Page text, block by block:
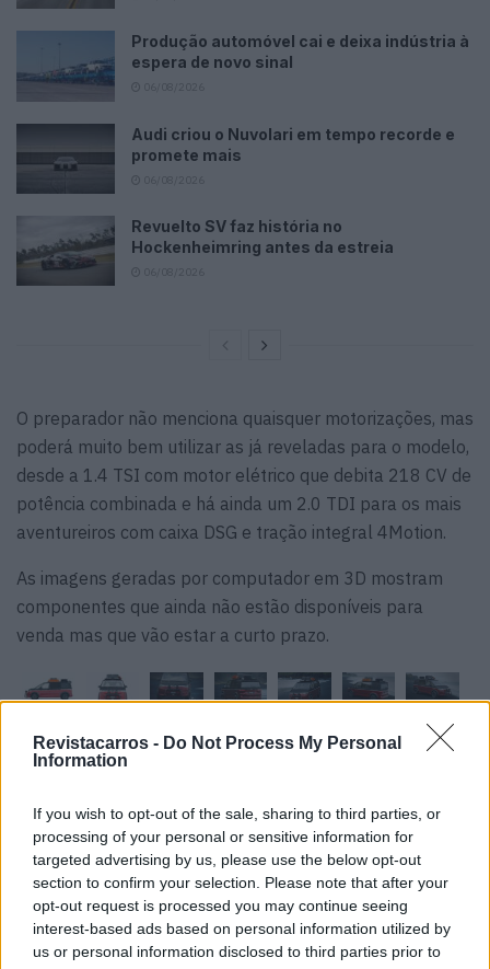
Revistacarros - Do Not Process My Personal
Information
If you wish to opt-out of the sale, sharing to third parties, or
processing of your personal or sensitive information for
targeted advertising by us, please use the below opt-out
section to confirm your selection. Please note that after your
opt-out request is processed you may continue seeing
interest-based ads based on personal information utilized by
us or personal information disclosed to third parties prior to
Produção automóvel cai e deixa indústria à
espera de novo sinal
Audi criou o Nuvolari em tempo recorde e
promete mais
Revuelto SV faz história no
Hockenheimring antes da estreia
O preparador não menciona quaisquer motorizações, mas
poderá muito bem utilizar as já reveladas para o modelo,
desde a 1.4 TSI com motor elétrico que debita 218 CV de
potência combinada e há ainda um 2.0 TDI para os mais
aventureiros com caixa DSG e tração integral 4Motion.
As imagens geradas por computador em 3D mostram
componentes que ainda não estão disponíveis para
venda mas que vão estar a curto prazo.